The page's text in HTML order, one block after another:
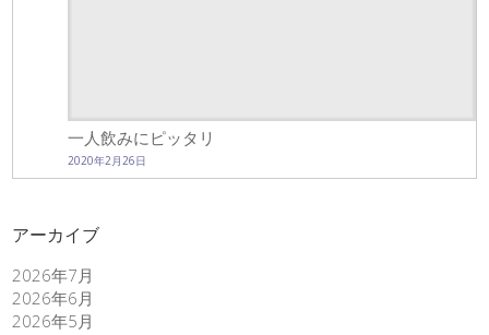
一人飲みにピッタリ
2020年2月26日
アーカイブ
2026年7月
2026年6月
2026年5月